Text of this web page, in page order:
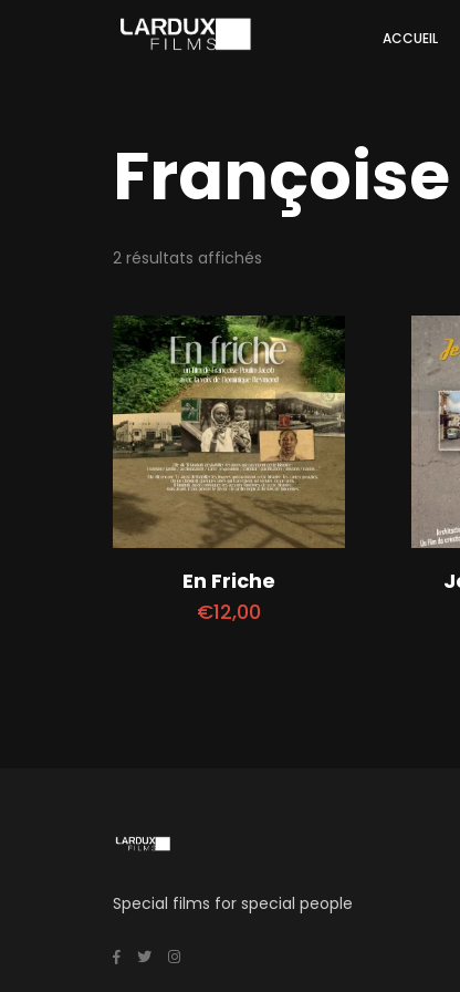
ACCUEIL
2 résultats affichés
En Friche
€12,00
Special films for special people